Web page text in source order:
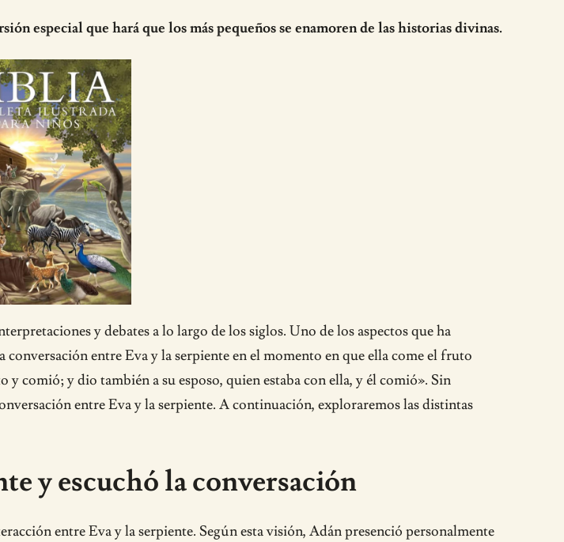
especial que hará que los más pequeños se enamoren de las historias divinas.
y debates a lo largo de los siglos. Uno de los aspectos que ha
entre Eva y la serpiente en el momento en que ella come el fruto
comió; y dio también a su esposo, quien estaba con ella, y él comió». Sin
entre Eva y la serpiente. A continuación, exploraremos las distintas
y escuchó la conversación
entre Eva y la serpiente. Según esta visión, Adán presenció personalmente